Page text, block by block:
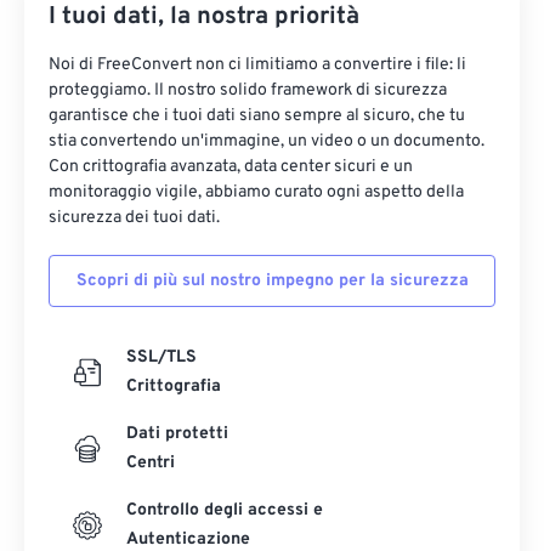
I tuoi dati, la nostra priorità
Noi di FreeConvert non ci limitiamo a convertire i file: li
proteggiamo. Il nostro solido framework di sicurezza
garantisce che i tuoi dati siano sempre al sicuro, che tu
stia convertendo un'immagine, un video o un documento.
Con crittografia avanzata, data center sicuri e un
monitoraggio vigile, abbiamo curato ogni aspetto della
sicurezza dei tuoi dati.
Scopri di più sul nostro impegno per la sicurezza
SSL/TLS
Crittografia
Dati protetti
Centri
Controllo degli accessi e
Autenticazione